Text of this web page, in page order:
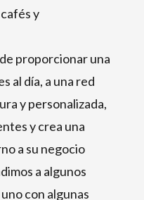
y
proporcionar una
al día, a una red
y personalizada,
y crea una
a su negocio
a algunos
con algunas